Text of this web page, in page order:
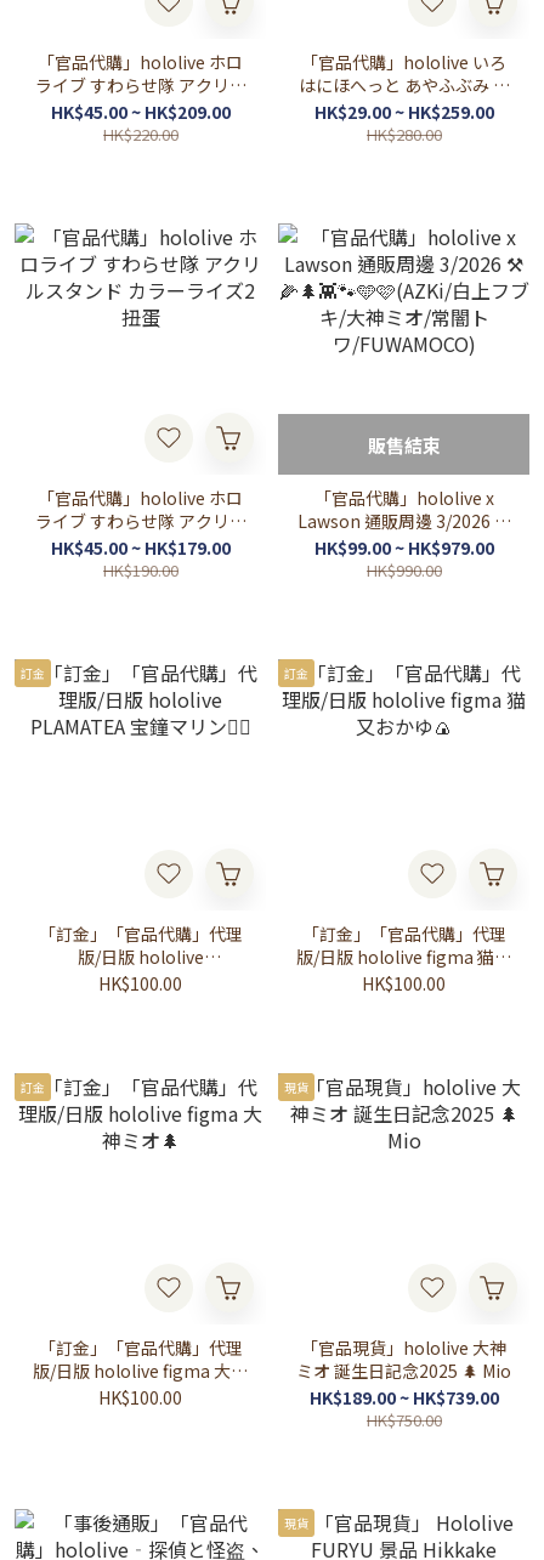
「官品代購」hololive ホロ
ライブ すわらせ隊 アクリル
スタンド カラーライズ3 扭
蛋
HK$45.00 ~ HK$209.00
HK$220.00
「官品代購」hololive いろ
はにほへっと あやふぶみ 新
曲リリース記念 🌽😈🌲(白上
フブキ/ 百鬼あやめ/ 大神ミ
HK$29.00 ~ HK$259.00
HK$280.00
「官品代購」hololive ホロ
ライブ すわらせ隊 アクリル
スタンド カラーライズ2 扭
蛋
HK$45.00 ~ HK$179.00
HK$190.00
販售結束
「官品代購」hololive x
Lawson 通販周邊 3/2026 ⚒
🌽🌲👾🐾🩵🩷(AZKi/白上フ
ブキ/大神ミオ/常闇ト
HK$99.00 ~ HK$979.00
HK$990.00
訂金
「訂金」「官品代購」代理
版/日版 hololive
PLAMATEA 宝鐘マリン🏴‍☠️
HK$100.00
訂金
「訂金」「官品代購」代理
版/日版 hololive figma 猫又
おかゆ🍙
HK$100.00
訂金
「訂金」「官品代購」代理
版/日版 hololive figma 大神
ミオ🌲
HK$100.00
現貨
「官品現貨」hololive 大神
ミオ 誕生日記念2025 🌲 Mio
HK$189.00 ~ HK$739.00
HK$750.00
現貨